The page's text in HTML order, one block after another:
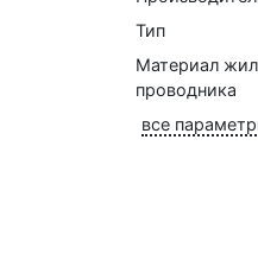
Тип
Материал
проводника
все